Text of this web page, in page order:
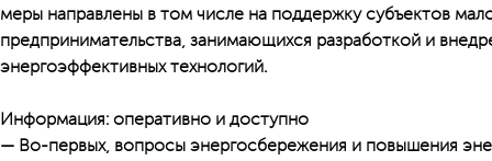
меры направлены в том числе на поддержку субъектов
предпринимательства, занимающихся разработкой и
энергоэффективных технологий.
Информация: оперативно и доступно
— Во-первых, вопросы энергосбережения и повышения